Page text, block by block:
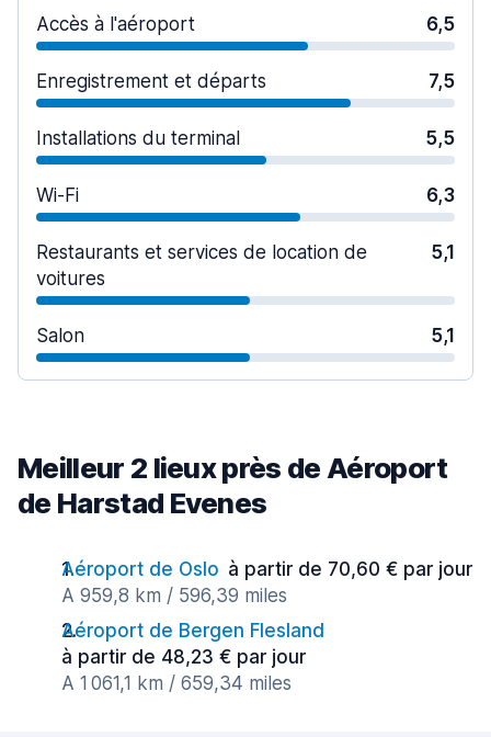
Accès à l'aéroport 6,5
Enregistrement et départs 7,5
Installations du terminal 5,5
Wi-Fi 6,3
Restaurants et services de location de
voitures
5,1
Salon 5,1
Meilleur 2 lieux près de Aéroport
de Harstad Evenes
Aéroport de Oslo à partir de 70,60 € par jour
A 959,8 km / 596,39 miles
Aéroport de Bergen Flesland
à partir de 48,23 € par jour
A 1 061,1 km / 659,34 miles